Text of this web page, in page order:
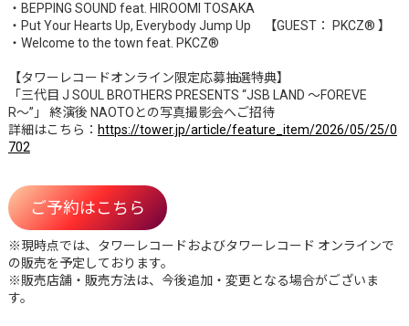
・BEPPING SOUND feat. HIROOMI TOSAKA
・Put Your Hearts Up, Everybody Jump Up 【GUEST： PKCZ® 】
・Welcome to the town feat. PKCZ®
【タワーレコードオンライン限定応募抽選特典】
「三代目 J SOUL BROTHERS PRESENTS “JSB LAND 〜FOREVE
R〜”」 終演後 NAOTOとの写真撮影会へご招待
詳細はこちら： https://tower.jp/article/feature_item/2026/05/25/0
702
ご予約はこちら
※現時点では、タワーレコードおよびタワーレコード オンラインで
の販売を予定しております。
※販売店舗・販売方法は、今後追加・変更となる場合がございま
す。